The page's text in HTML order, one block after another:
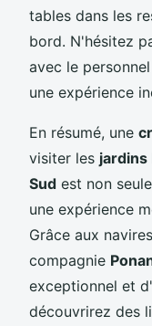
tables dans les
bord. N'hésitez
avec le
une expérience
En résumé, une
visiter les jardins
Sud est non
une expérience
Grâce aux
compagnie
exceptionnel et
découvrirez des